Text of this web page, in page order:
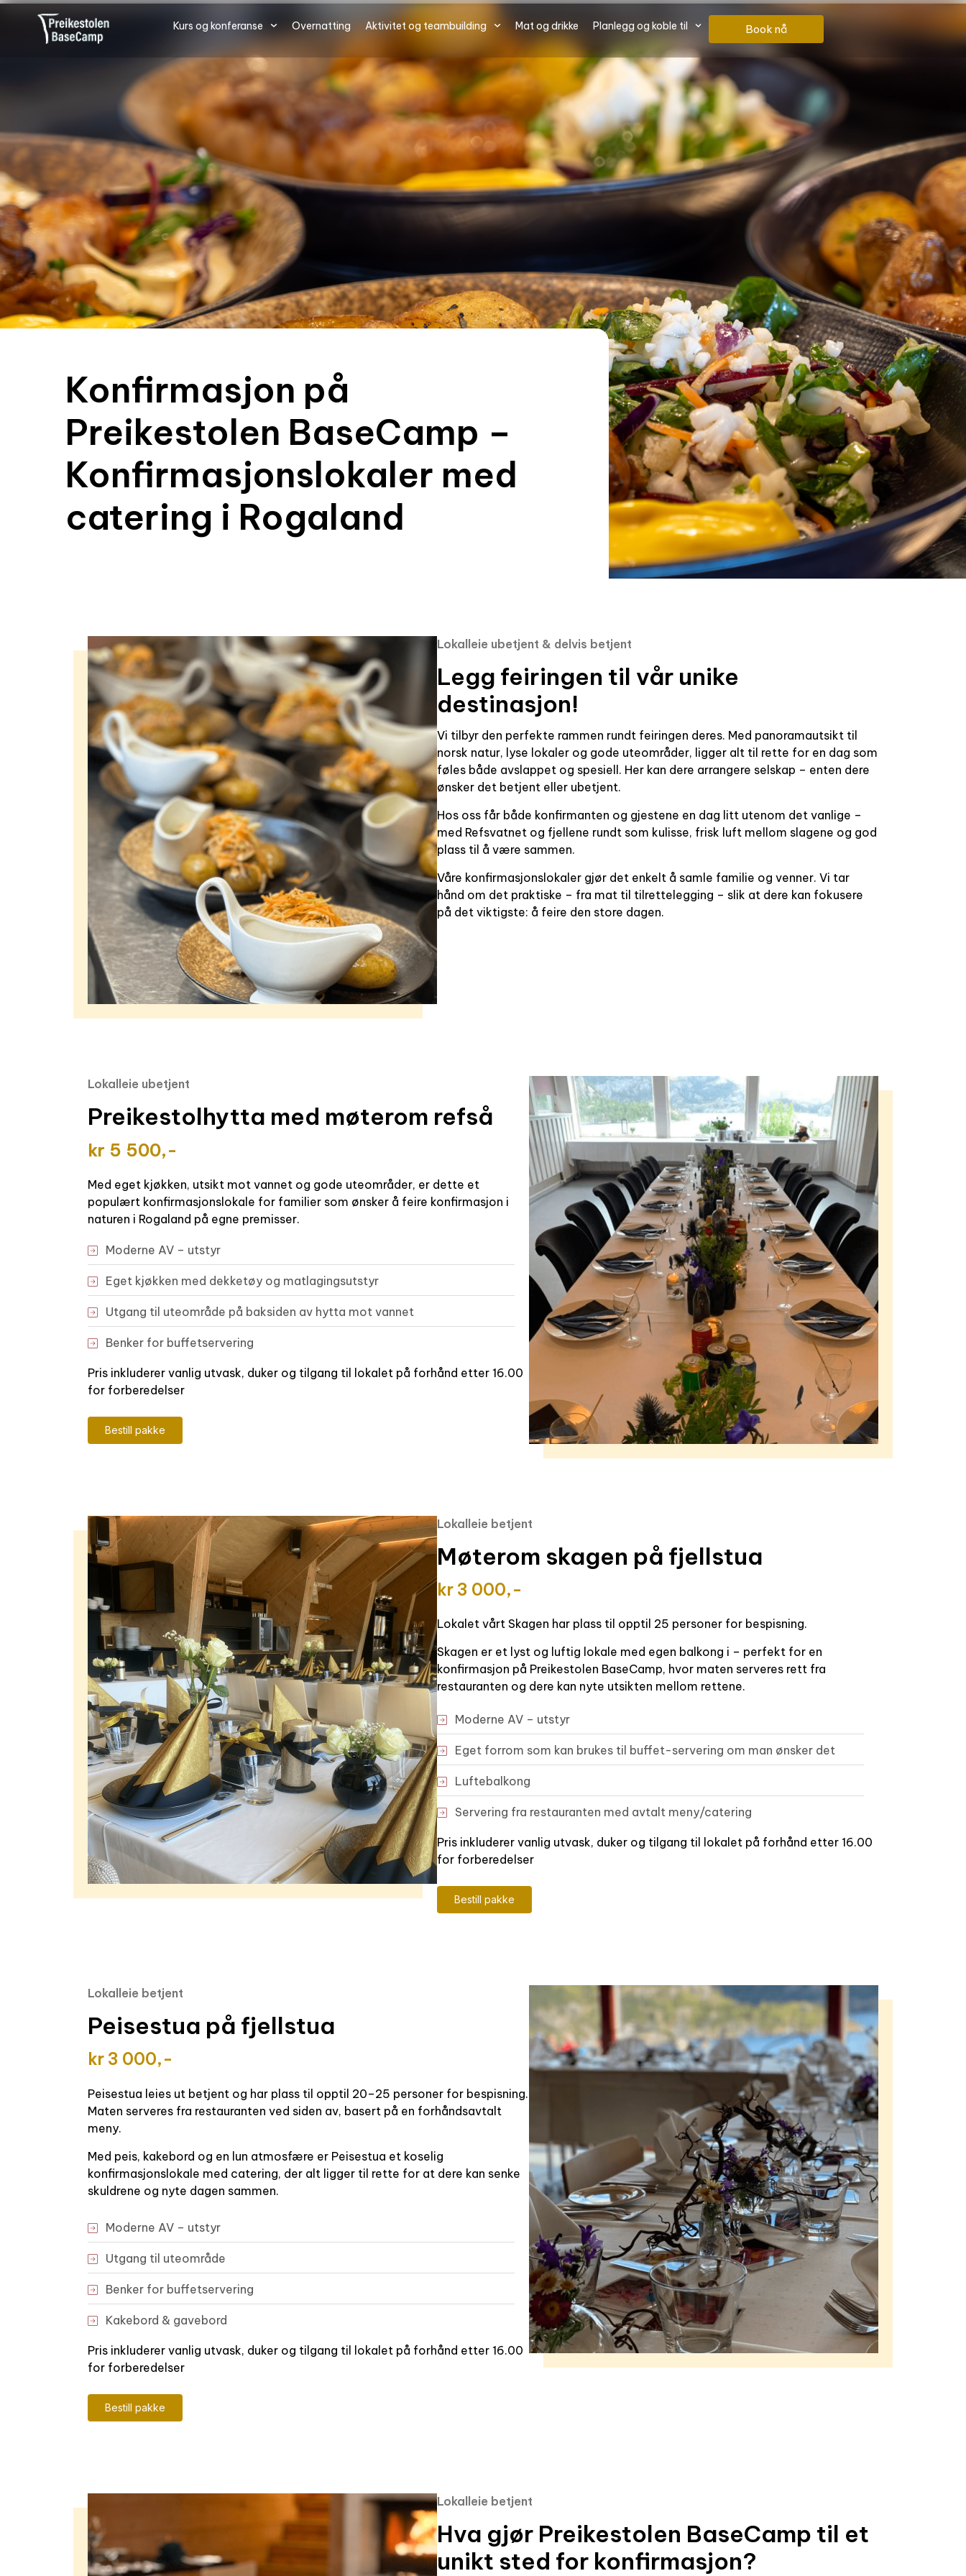
Kurs og konferanse Overnatting Aktivitet og teambuilding Mat og drikke Planlegg og koble til Book nå
Konfirmasjon på
Preikestolen BaseCamp –
Konfirmasjonslokaler med
catering i Rogaland
Lokalleie ubetjent & delvis betjent
Legg feiringen til vår unike
destinasjon!
Vi tilbyr den perfekte rammen rundt feiringen deres. Med panoramautsikt til
norsk natur, lyse lokaler og gode uteområder, ligger alt til rette for en dag som
føles både avslappet og spesiell. Her kan dere arrangere selskap – enten dere
ønsker det betjent eller ubetjent.
Hos oss får både konfirmanten og gjestene en dag litt utenom det vanlige –
med Refsvatnet og fjellene rundt som kulisse, frisk luft mellom slagene og god
plass til å være sammen.
Våre konfirmasjonslokaler gjør det enkelt å samle familie og venner. Vi tar
hånd om det praktiske – fra mat til tilrettelegging – slik at dere kan fokusere
på det viktigste: å feire den store dagen.
Lokalleie ubetjent
Preikestolhytta med møterom refså
kr 5 500,-
Med eget kjøkken, utsikt mot vannet og gode uteområder, er dette et
populært konfirmasjonslokale for familier som ønsker å feire konfirmasjon i
naturen i Rogaland på egne premisser.
Moderne AV – utstyr
Eget kjøkken med dekketøy og matlagingsutstyr
Utgang til uteområde på baksiden av hytta mot vannet
Benker for buffetservering
Pris inkluderer vanlig utvask, duker og tilgang til lokalet på forhånd etter 16.00
for forberedelser
Bestill pakke
Lokalleie betjent
Møterom skagen på fjellstua
kr 3 000,-
Lokalet vårt Skagen har plass til opptil 25 personer for bespisning.
Skagen er et lyst og luftig lokale med egen balkong i – perfekt for en
konfirmasjon på Preikestolen BaseCamp, hvor maten serveres rett fra
restauranten og dere kan nyte utsikten mellom rettene.
Moderne AV – utstyr
Eget forrom som kan brukes til buffet-servering om man ønsker det
Luftebalkong
Servering fra restauranten med avtalt meny/catering
Pris inkluderer vanlig utvask, duker og tilgang til lokalet på forhånd etter 16.00
for forberedelser
Bestill pakke
Lokalleie betjent
Peisestua på fjellstua
kr 3 000,-
Peisestua leies ut betjent og har plass til opptil 20–25 personer for bespisning.
Maten serveres fra restauranten ved siden av, basert på en forhåndsavtalt
meny.
Med peis, kakebord og en lun atmosfære er Peisestua et koselig
konfirmasjonslokale med catering, der alt ligger til rette for at dere kan senke
skuldrene og nyte dagen sammen.
Moderne AV – utstyr
Utgang til uteområde
Benker for buffetservering
Kakebord & gavebord
Pris inkluderer vanlig utvask, duker og tilgang til lokalet på forhånd etter 16.00
for forberedelser
Bestill pakke
Lokalleie betjent
Hva gjør Preikestolen BaseCamp til et
unikt sted for konfirmasjon?